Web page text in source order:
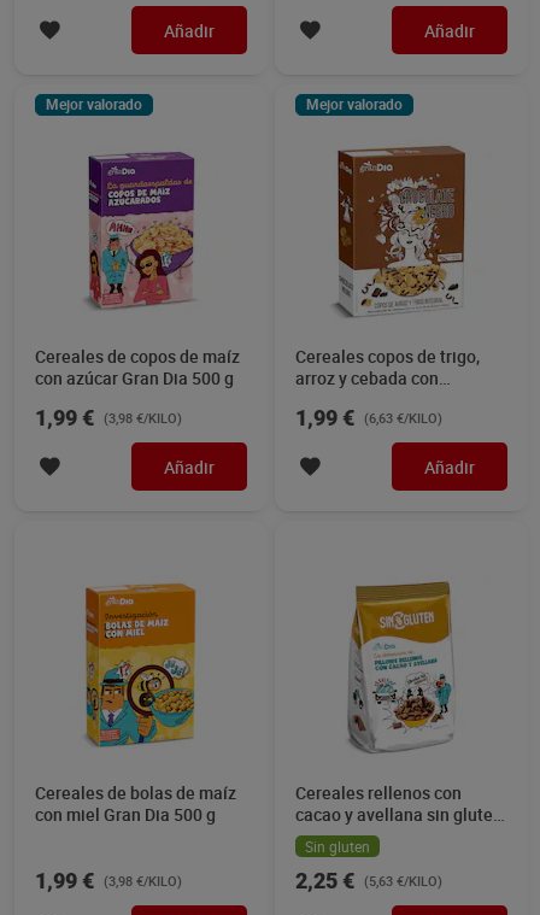
Añadir Añadir
Mejor valorado
Cereales de copos de maíz
con azúcar Gran Dia 500 g
1,99 € (3,98 €/KILO)
Añadir
Mejor valorado
Cereales copos de trigo,
arroz y cebada con
300 g
1,99 € (6,63 €/KILO)
Añadir
Cereales de bolas de maíz
con miel Gran Dia 500 g
1,99 € (3,98 €/KILO)
Cereales rellenos con
cacao y avellana sin gluten
Gran Dia 400 g
Sin gluten
2,25 € (5,63 €/KILO)